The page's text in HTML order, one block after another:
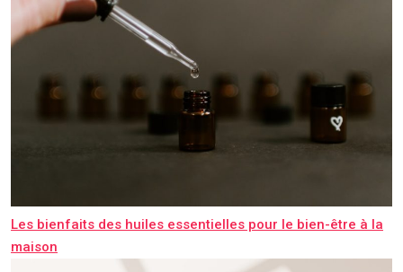
Les bienfaits des huiles essentielles pour le bien-être à la
maison